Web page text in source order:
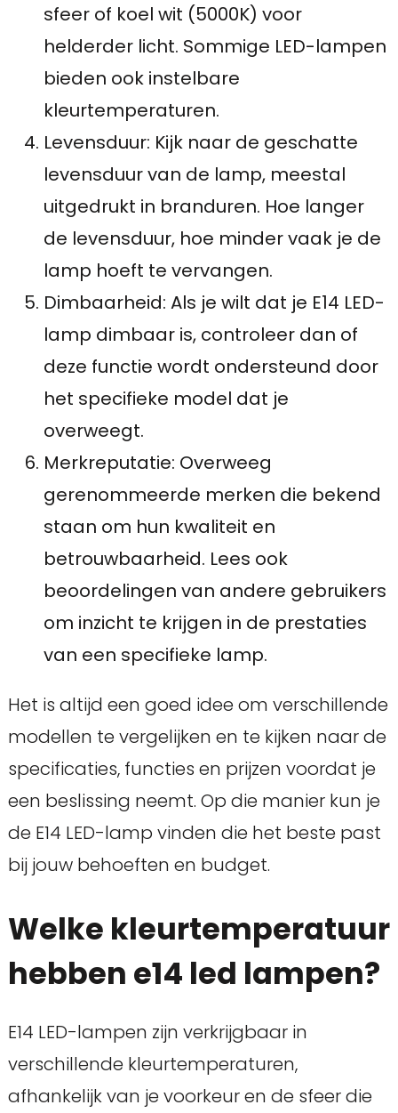
sfeer of koel wit (5000K) voor
helderder licht. Sommige LED-lampen
bieden ook instelbare
kleurtemperaturen.
Levensduur: Kijk naar de geschatte
levensduur van de lamp, meestal
uitgedrukt in branduren. Hoe langer
de levensduur, hoe minder vaak je de
lamp hoeft te vervangen.
Dimbaarheid: Als je wilt dat je E14 LED-
lamp dimbaar is, controleer dan of
deze functie wordt ondersteund door
het specifieke model dat je
overweegt.
Merkreputatie: Overweeg
gerenommeerde merken die bekend
staan om hun kwaliteit en
betrouwbaarheid. Lees ook
beoordelingen van andere gebruikers
om inzicht te krijgen in de prestaties
van een specifieke lamp.
Het is altijd een goed idee om verschillende
modellen te vergelijken en te kijken naar de
specificaties, functies en prijzen voordat je
een beslissing neemt. Op die manier kun je
de E14 LED-lamp vinden die het beste past
bij jouw behoeften en budget.
Welke kleurtemperatuur
hebben e14 led lampen?
E14 LED-lampen zijn verkrijgbaar in
verschillende kleurtemperaturen,
afhankelijk van je voorkeur en de sfeer die